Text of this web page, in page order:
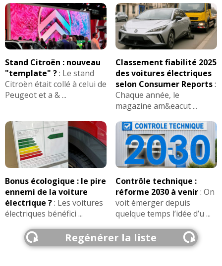
Stand Citroën : nouveau
"template" ?: Le stand
Citroën était collé à celui de
Peugeot et a & ...
Classement fiabilité 2025
des voitures électriques
selon Consumer Reports:
Chaque année, le
magazine am&eacut ...
Bonus écologique : le pire
ennemi de la voiture
électrique ?: Les voitures
électriques bénéfici ...
Contrôle technique :
réforme 2030 à venir: On
voit émerger depuis
quelque temps l’idée d’u ...
Regénérer la liste